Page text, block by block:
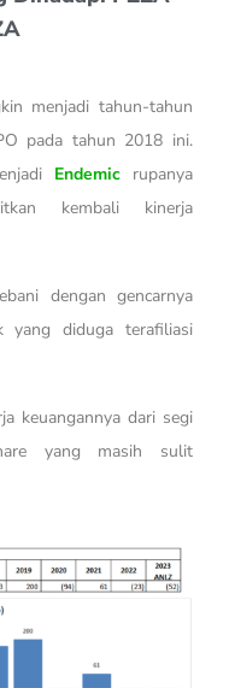
menjadi tahun-tahun
pada tahun 2018 ini.
Endemic rupanya
kembali kinerja
dengan gencarnya
yang diduga terafiliasi
keuangannya dari segi
yang masih sulit